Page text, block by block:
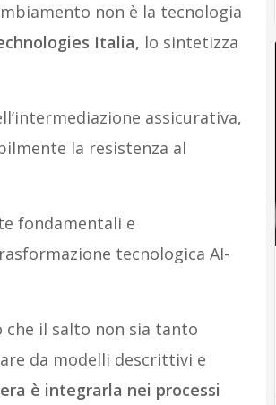
non è la tecnologia
Italia, lo sintetizza
assicurativa,
la resistenza al
fondamentali e
tecnologica AI-
il salto non sia tanto
da modelli descrittivi e
è integrarla nei processi